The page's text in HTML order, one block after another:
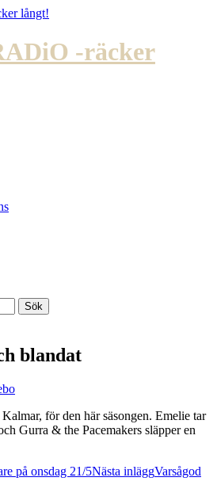
-räcker
blandat
för den här säsongen. Emelie tar
Gurra & the Pacemakers släpper en
på onsdag 21/5Nästa inläggVarsågod